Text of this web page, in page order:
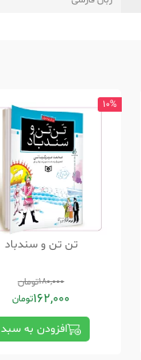
10%
تن تن و سندباد
180,000تومان
162,000تومان
افزودن به سبد